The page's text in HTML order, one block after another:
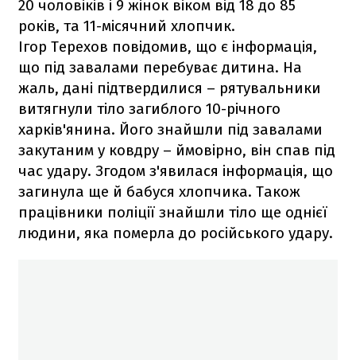
20 чоловіків і 9 жінок віком від 18 до 85
років, та 11-місячний хлопчик.
Ігор Терехов повідомив, що є інформація,
що під завалами перебуває дитина. На
жаль, дані підтвердилися – рятувальники
витягнули тіло загиблого 10-річного
харків'янина. Його знайшли під завалами
закутаним у ковдру – ймовірно, він спав під
час удару. Згодом з'явилася інформація, що
загинула ще й бабуся хлопчика. Також
працівники поліції знайшли тіло ще однієї
людини, яка померла до російського удару.